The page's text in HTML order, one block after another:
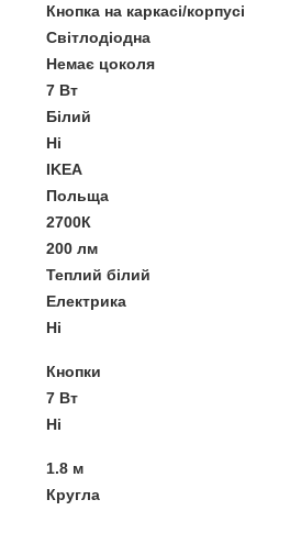
Кнопка на каркасі/корпусі
Світлодіодна
Немає цоколя
7 Вт
Білий
Ні
IKEA
Польща
2700К
200 лм
Теплий білий
Електрика
Ні
Кнопки
7 Вт
Ні
1.8 м
Кругла